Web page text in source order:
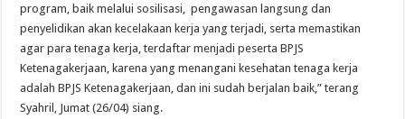
program, baik melalui sosilisasi, pengawasan langsung dan
penyelidikan akan kecelakaan kerja yang terjadi, serta memastikan
agar para tenaga kerja, terdaftar menjadi peserta BPJS
Ketenagakerjaan, karena yang menangani kesehatan tenaga kerja
adalah BPJS Ketenagakerjaan, dan ini sudah berjalan baik,” terang
Syahril, Jumat (26/04) siang.